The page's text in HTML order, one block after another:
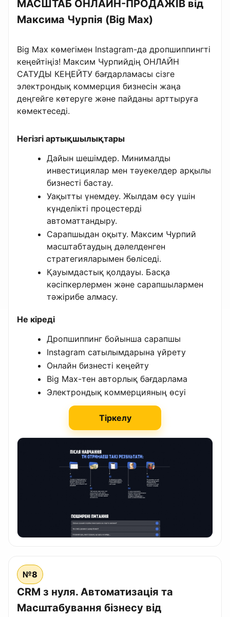
МАСШТАБ ОНЛАЙН-ПРОДАЖІВ від
Максима Чурпія (Big Max)
Big Max көмегімен Instagram-да дропшиппингті
кеңейтіңіз! Максим Чурпийдің ОНЛАЙН
САТУДЫ КЕҢЕЙТУ бағдарламасы сізге
электрондық коммерция бизнесін жаңа
деңгейге көтеруге және пайданы арттыруға
көмектеседі.
Негізгі артықшылықтары
Дайын шешімдер. Минималды
инвестициялар мен тәуекелдер арқылы
бизнесті бастау.
Уақытты үнемдеу. Жылдам өсу үшін
күнделікті процестерді
автоматтандыру.
Сарапшыдан оқыту. Максим Чурпий
масштабтаудың дәлелденген
стратегияларымен бөліседі.
Қауымдастық қолдауы. Басқа
кәсіпкерлермен және сарапшылармен
тәжірибе алмасу.
Не кіреді
Дропшиппинг бойынша сарапшы
Instagram сатылымдарына үйрету
Онлайн бизнесті кеңейту
Big Max-тен авторлық бағдарлама
Электрондық коммерцияның өсуі
Тіркелу
№8
CRM з нуля. Автоматизація та
Масштабування бізнесу від